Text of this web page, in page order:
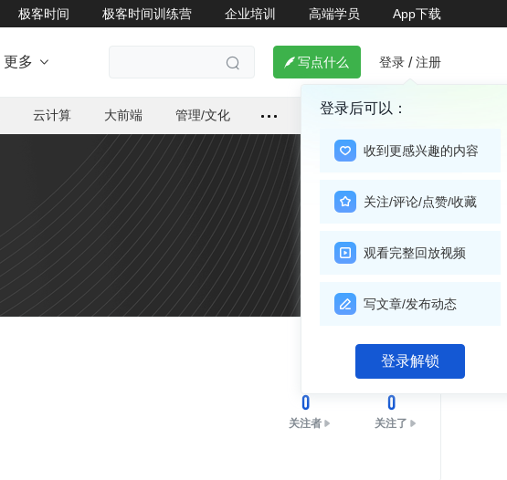
极客时间 极客时间训练营 企业培训 高端学员 App下载
更多    写点什么 登录 / 注册
登录后可以：
收到更感兴趣的内容
关注/评论/点赞/收藏
观看完整回放视频
写文章/发布动态
登录解锁
云计算 大前端 管理/文化
关注
0
关注者
0
关注了